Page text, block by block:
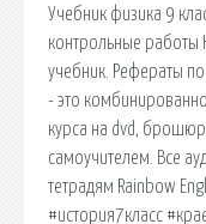
Учебник физика 9
контрольные работы
учебник. Рефераты
- это
курса на dvd,
самоучителем. Все
тетрадям Rainbow
#история7класс